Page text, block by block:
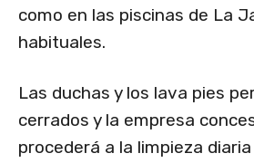
como en las piscinas de La
habituales.
Las duchas y los lava pies
cerrados y la empresa
procederá a la limpieza